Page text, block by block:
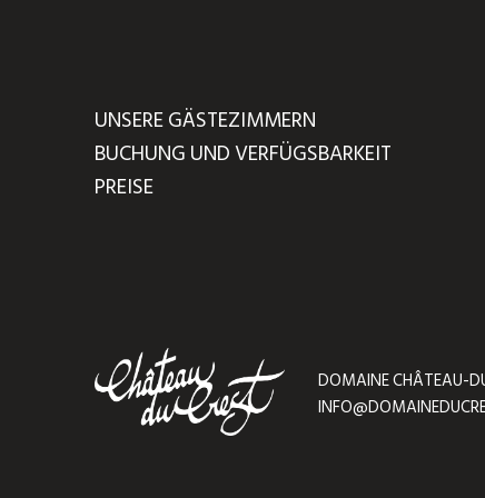
UNSERE GÄSTEZIMMERN
BUCHUNG UND VERFÜGSBARKEIT
PREISE
DOMAINE CHÂTEAU-